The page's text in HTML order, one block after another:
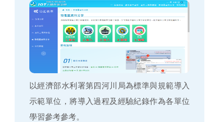
以經濟部水利署第四河川局為標準與規範導入
示範單位，將導入過程及經驗紀錄作為各單位
學習參考參考。